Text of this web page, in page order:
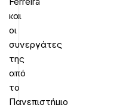
και
οι
συνεργάτες
της
από
το
Πανεπιστήμιο